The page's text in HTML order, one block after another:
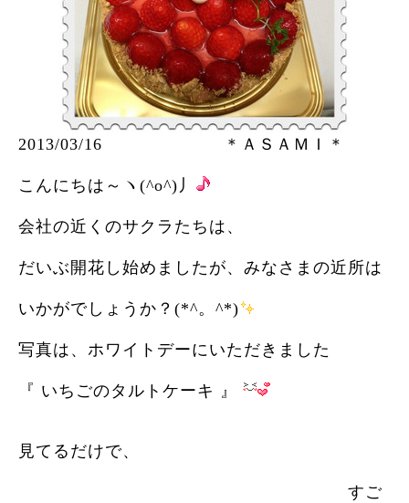
2013/03/16 ＊ＡＳＡＭＩ＊
こんにちは～ヽ(^o^)丿
会社の近くのサクラたちは、
だいぶ開花し始めましたが、みなさまの近所は
いかがでしょうか？(*^。^*)
写真は、ホワイトデーにいただきました
『 いちごのタルトケーキ 』
見てるだけで、
すご